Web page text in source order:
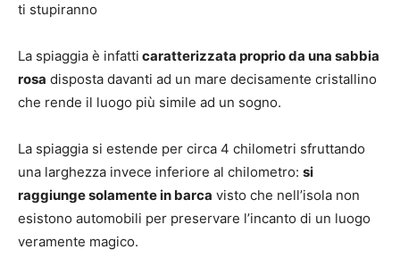
ti stupiranno
La spiaggia è infatti caratterizzata proprio da una sabbia
rosa disposta davanti ad un mare decisamente cristallino
che rende il luogo più simile ad un sogno.
La spiaggia si estende per circa 4 chilometri sfruttando
una larghezza invece inferiore al chilometro: si
raggiunge solamente in barca visto che nell’isola non
esistono automobili per preservare l’incanto di un luogo
veramente magico.